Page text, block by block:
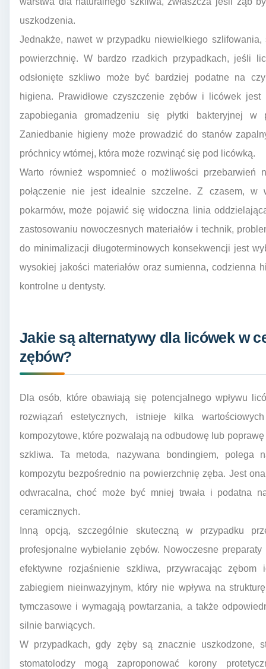
uszkodzenia.
Jednakże, nawet w przypadku niewielkiego
powierzchnię. W bardzo rzadkich przypadkach, jeśli
odsłonięte szkliwo może być bardziej podatne na
higiena. Prawidłowe czyszczenie zębów i licówek
zapobiegania gromadzeniu się płytki bakteryjnej
Zaniedbanie higieny może prowadzić do stanów
próchnicy wtórnej, która może rozwinąć się pod licówką.
Warto również wspomnieć o możliwości
połączenie nie jest idealnie szczelne. Z czasem, w
pokarmów, może pojawić się widoczna linia
zastosowaniu nowoczesnych materiałów i technik,
do minimalizacji długoterminowych konsekwencji jest
wysokiej jakości materiałów oraz sumienna, codzienna
kontrolne u dentysty.
Jakie są alternatywy dla licówek w
zębów?
Dla osób, które obawiają się potencjalnego wpływu
rozwiązań estetycznych, istnieje kilka
kompozytowe, które pozwalają na odbudowę lub
szkliwa. Ta metoda, nazywana bondingiem, polega
kompozytu bezpośrednio na powierzchnię zęba. Jest
odwracalna, choć może być mniej trwała i podatna
ceramicznych.
Inną opcją, szczególnie skuteczną w przypadku
profesjonalne wybielanie zębów. Nowoczesne
efektywne rozjaśnienie szkliwa, przywracając
zabiegiem nieinwazyjnym, który nie wpływa na
tymczasowe i wymagają powtarzania, a także
silnie barwiących.
W przypadkach, gdy zęby są znacznie uszkodzone,
stomatolodzy mogą zaproponować korony